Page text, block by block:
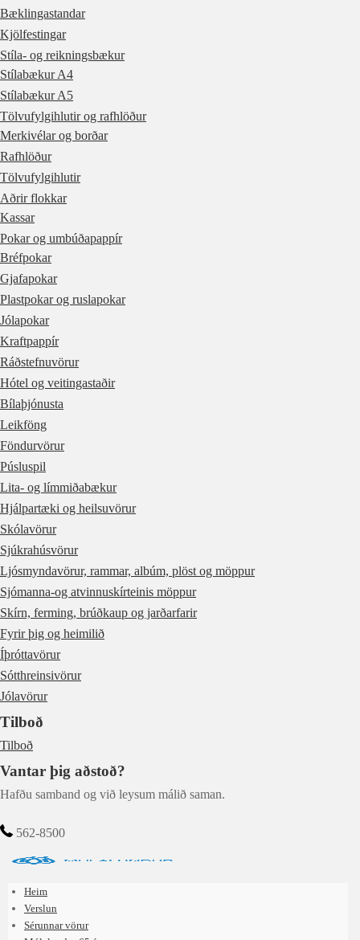
Bæklingastandar
Kjölfestingar
Stíla- og reikningsbækur
Stílabækur A4
Stílabækur A5
Tölvufylgihlutir og rafhlöður
Merkivélar og borðar
Rafhlöður
Tölvufylgihlutir
Aðrir flokkar
Kassar
Pokar og umbúðapappír
Bréfpokar
Gjafapokar
Plastpokar og ruslapokar
Jólapokar
Kraftpappír
Ráðstefnuvörur
Hótel og veitingastaðir
Bílaþjónusta
Leikföng
Föndurvörur
Púsluspil
Lita- og límmiðabækur
Hjálpartæki og heilsuvörur
Skólavörur
Sjúkrahúsvörur
Ljósmyndavörur, rammar, albúm, plöst og möppur
Sjómanna-og atvinnuskírteinis möppur
Skírn, ferming, brúðkaup og jarðarfarir
Fyrir þig og heimilið
Íþróttavörur
Sótthreinsivörur
Jólavörur
Tilboð
Tilboð
Vantar þig aðstoð?
Hafðu samband og við leysum málið saman.
562-8500
Heim
Verslun
Sérunnar vörur